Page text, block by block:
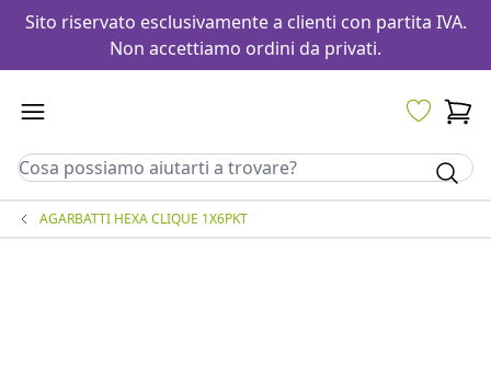
Sito riservato esclusivamente a clienti con partita IVA.
Non accettiamo ordini da privati.
AGARBATTI HEXA CLIQUE 1X6PKT